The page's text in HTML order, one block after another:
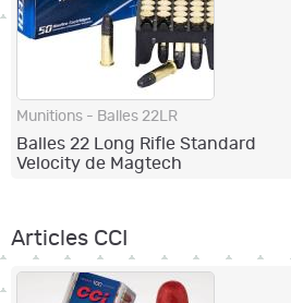
Munitions - Balles 22LR
Balles 22 Long Rifle Standard
Velocity de Magtech
Articles CCI